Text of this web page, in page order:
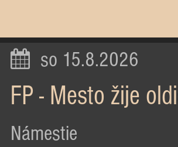
so 15.8.2026
FP - Mesto žije
Námestie